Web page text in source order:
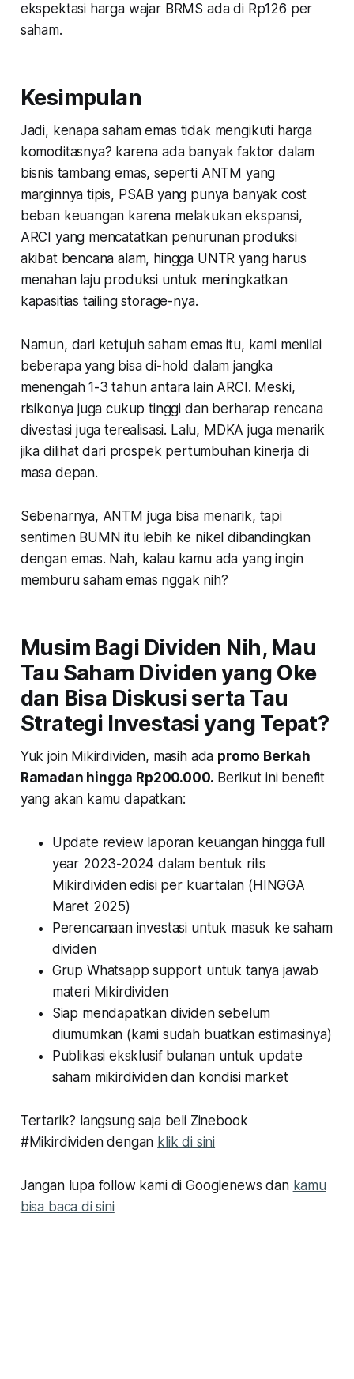
ekspektasi harga wajar BRMS ada di Rp126 per
saham.
Kesimpulan
Jadi, kenapa saham emas tidak mengikuti harga
komoditasnya? karena ada banyak faktor dalam
bisnis tambang emas, seperti ANTM yang
marginnya tipis, PSAB yang punya banyak cost
beban keuangan karena melakukan ekspansi,
ARCI yang mencatatkan penurunan produksi
akibat bencana alam, hingga UNTR yang harus
menahan laju produksi untuk meningkatkan
kapasitias tailing storage-nya.
Namun, dari ketujuh saham emas itu, kami menilai
beberapa yang bisa di-hold dalam jangka
menengah 1-3 tahun antara lain ARCI. Meski,
risikonya juga cukup tinggi dan berharap rencana
divestasi juga terealisasi. Lalu, MDKA juga menarik
jika dilihat dari prospek pertumbuhan kinerja di
masa depan.
Sebenarnya, ANTM juga bisa menarik, tapi
sentimen BUMN itu lebih ke nikel dibandingkan
dengan emas. Nah, kalau kamu ada yang ingin
memburu saham emas nggak nih?
Musim Bagi Dividen Nih, Mau
Tau Saham Dividen yang Oke
dan Bisa Diskusi serta Tau
Strategi Investasi yang Tepat?
Yuk join Mikirdividen, masih ada promo Berkah
Ramadan hingga Rp200.000. Berikut ini benefit
yang akan kamu dapatkan:
Update review laporan keuangan hingga full
year 2023-2024 dalam bentuk rilis
Mikirdividen edisi per kuartalan (HINGGA
Maret 2025)
Perencanaan investasi untuk masuk ke saham
dividen
Grup Whatsapp support untuk tanya jawab
materi Mikirdividen
Siap mendapatkan dividen sebelum
diumumkan (kami sudah buatkan estimasinya)
Publikasi eksklusif bulanan untuk update
saham mikirdividen dan kondisi market
Tertarik? langsung saja beli Zinebook
#Mikirdividen dengan klik di sini
Jangan lupa follow kami di Googlenews dan kamu
bisa baca di sini